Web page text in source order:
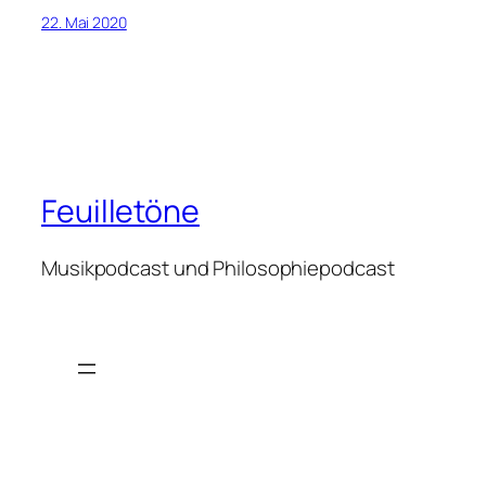
22. Mai 2020
Feuilletöne
Musikpodcast und Philosophiepodcast